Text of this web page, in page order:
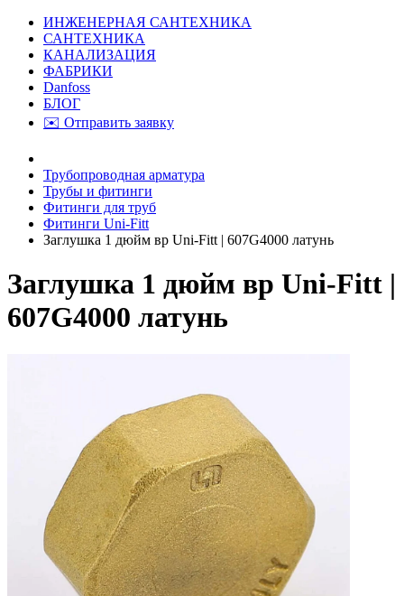
ИНЖЕНЕРНАЯ САНТЕХНИКА
САНТЕХНИКА
КАНАЛИЗАЦИЯ
ФАБРИКИ
Danfoss
БЛОГ
✉️ Отправить заявку
Трубопроводная арматура
Трубы и фитинги
Фитинги для труб
Фитинги Uni-Fitt
Заглушка 1 дюйм вр Uni-Fitt | 607G4000 латунь
Заглушка 1 дюйм вр Uni-Fitt |
607G4000 латунь